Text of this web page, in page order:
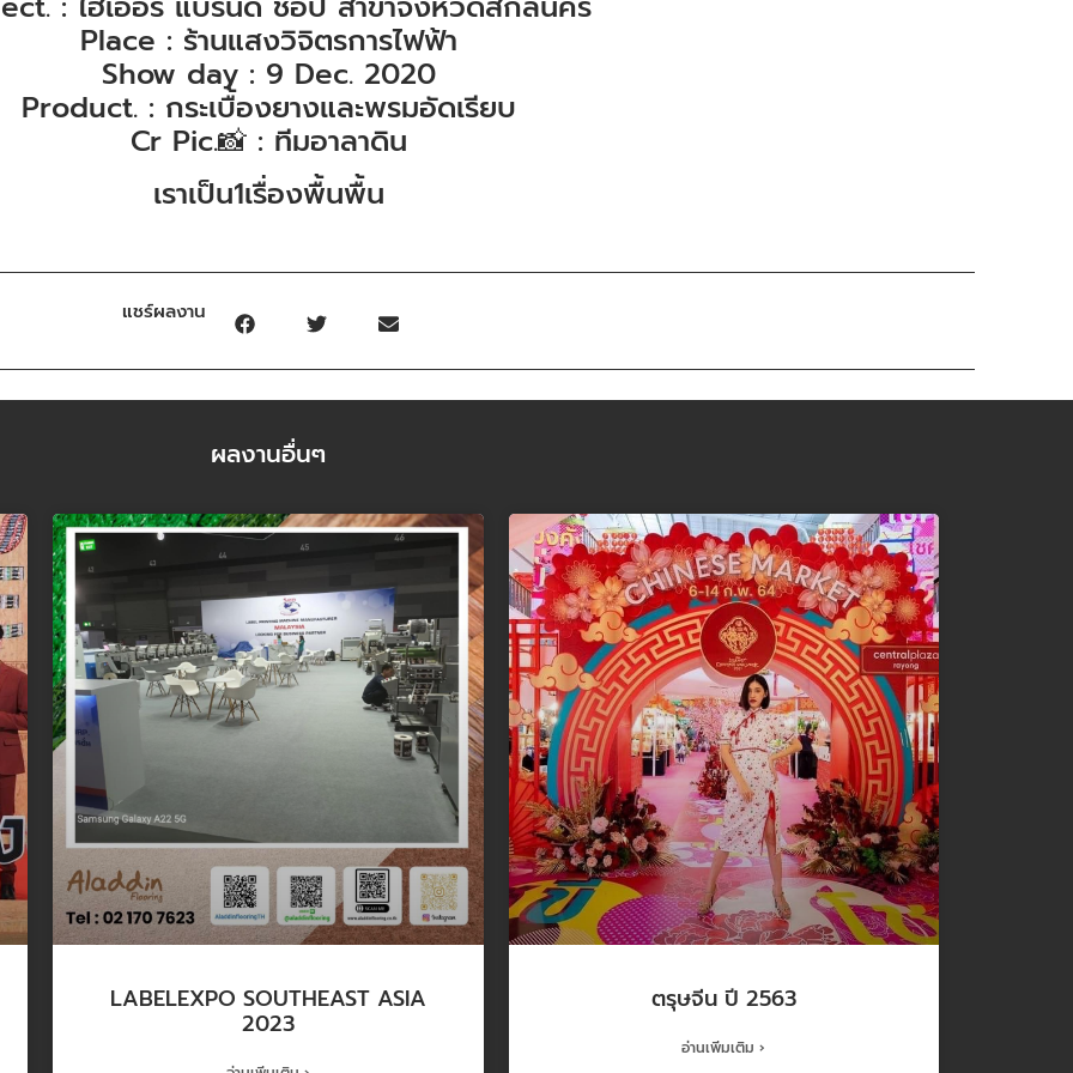
Place : ร้านแสงวิจิตรการไฟฟ้า
Show day : 9 Dec. 2020
Product. : กระเบื้องยางและพรมอัดเรียบ
Cr Pic.📸 : ทีมอาลาดิน
เราเป็น1เรื่องพื้นพื้น
แชร์ผลงาน
ผลงานอื่นๆ
LABELEXPO SOUTHEAST ASIA
2023
ตรุษจีน ปี 2563
อ่านเพิ่มเติม ›